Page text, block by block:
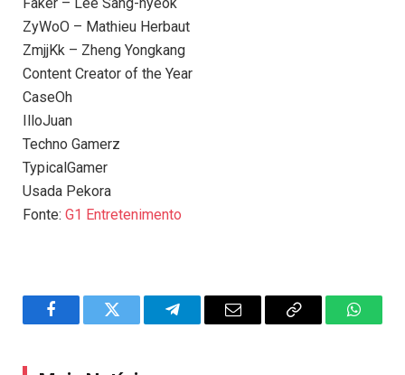
ZyWoO – Mathieu Herbaut
ZmjjKk – Zheng Yongkang
Content Creator of the Year
CaseOh
IlloJuan
Techno Gamerz
TypicalGamer
Usada Pekora
Fonte: G1 Entretenimento
FacebookTwitter TelegramEmail
Copy